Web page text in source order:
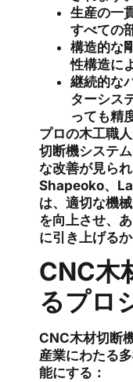
生産の一
すべての
構造的な
性構造に
継続的な
ターシス
っても精
プロの木工職
切断機システ
な改善が見ら
Shapeoko、
は、適切な機
を向上させ、
に引き上げる
CNC木
るプロ
CNC木材切断
産業にわたる
能にする：